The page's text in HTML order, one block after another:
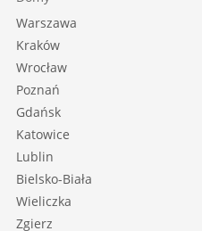
Warszawa
Kraków
Wrocław
Poznań
Gdańsk
Katowice
Lublin
Bielsko-Biała
Wieliczka
Zgierz